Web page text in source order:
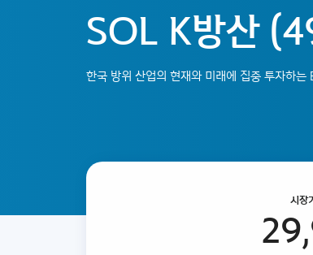
SOL K방산
한국 방위 산업의 현재와 미래에 집중 투자하는
시장